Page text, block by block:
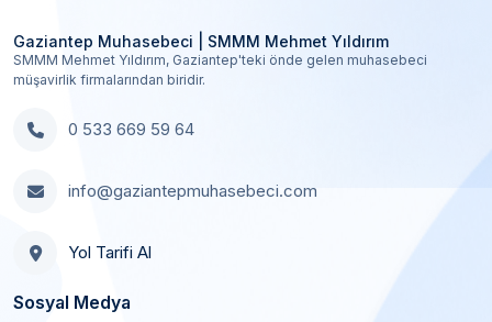
Gaziantep Muhasebeci | SMMM Mehmet Yıldırım
SMMM Mehmet Yıldırım, Gaziantep'teki önde gelen muhasebeci
müşavirlik firmalarından biridir.
0 533 669 59 64
info@gaziantepmuhasebeci.com
Yol Tarifi Al
Sosyal Medya